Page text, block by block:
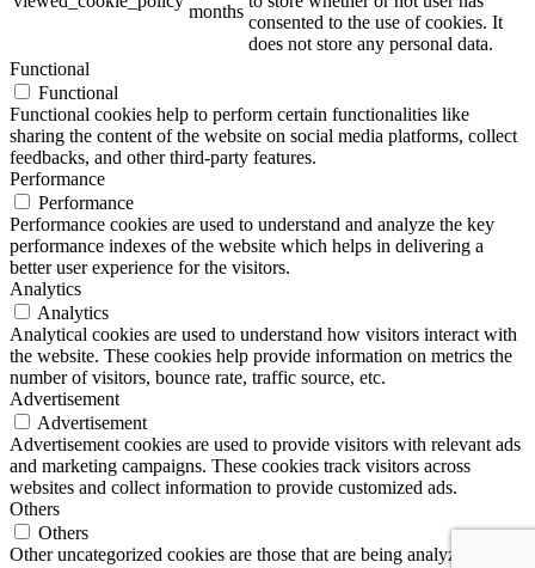
months
consented to the use of cookies. It
does not store any personal data.
Functional
Functional
Functional cookies help to perform certain functionalities like
sharing the content of the website on social media platforms, collect
feedbacks, and other third-party features.
Performance
Performance
Performance cookies are used to understand and analyze the key
performance indexes of the website which helps in delivering a
better user experience for the visitors.
Analytics
Analytics
Analytical cookies are used to understand how visitors interact with
the website. These cookies help provide information on metrics the
number of visitors, bounce rate, traffic source, etc.
Advertisement
Advertisement
Advertisement cookies are used to provide visitors with relevant ads
and marketing campaigns. These cookies track visitors across
websites and collect information to provide customized ads.
Others
Others
Other uncategorized cookies are those that are being analyzed and